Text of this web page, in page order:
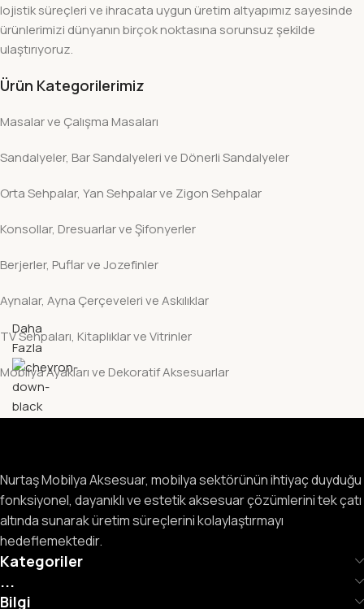
lojistik süreçleri ve ihracata uygun üretim altyapımız sayesinde
ürünlerimizi dünyanın birçok noktasına sorunsuz şekilde
ulaştırıyoruz.
Ürün Kategorilerimiz
Masalar ve Çalışma Masaları
Sandalyeler, Bar Sandalyeleri ve Dönerli Sandalyeler
Orta Sehpalar, Yan Sehpalar ve Zigon Sehpalar
Konsollar, Dresuarlar ve Şifonyerler
Berjerler, Puflar ve Jozefinler
Aynalar, Ayna Çerçeveleri ve Askılıklar
TV Sehpaları, Kitaplıklar ve Vitrinler
Mobilya Ayakları ve Dekoratif Aksesuarlar
Daha
Fazla
Nurtaş Mobilya Aksesuar, mobilya sektörünün ihtiyaç duyduğu
fonksiyonel, dayanıklı ve estetik aksesuar çözümlerini tek çatı
altında sunarak üretim süreçlerini kolaylaştırmayı
hedeflemektedir.
Kategoriler
...
Bilgi